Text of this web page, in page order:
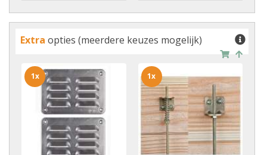
Extra opties (meerdere keuzes mogelijk)
1x 1x